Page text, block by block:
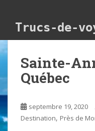
Trucs-de-
Sainte-
Québec
septembre 19, 2020
Destination, Près de